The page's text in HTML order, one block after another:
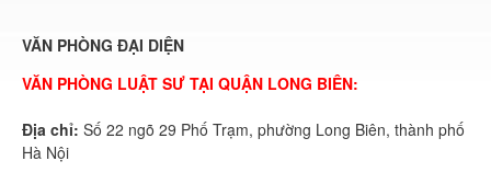
VĂN PHÒNG ĐẠI DIỆN
VĂN PHÒNG LUẬT SƯ TẠI QUẬN LONG BIÊN:
Địa chỉ: Số 22 ngõ 29 Phố Trạm, phường Long Biên, thành phố
Hà Nội